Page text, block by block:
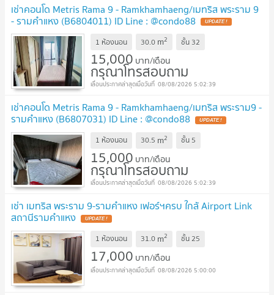
เช่าคอนโด Metris Rama 9 - Ramkhamhaeng/เมทริส พระราม 9
- รามคำแหง (B6804011) ID Line : @condo88 UPDATE !
1 ห้องนอน 30.0 m2 ชั้น 32
15,000 บาท/เดือน
กรุณาโทรสอบถาม
08/08/2026 5:02:39
เช่าคอนโด Metris Rama 9 - Ramkhamhaeng/เมทริส พระราม9 -
รามคำแหง (B6807031) ID Line : @condo88 UPDATE !
1 ห้องนอน 30.5 m2 ชั้น 5
15,000 บาท/เดือน
กรุณาโทรสอบถาม
08/08/2026 5:02:39
เช่า เมทริส พระราม 9-รามคำแหง เฟอร์ฯครบ ใกล้ Airport Link
สถานีรามคำแหง UPDATE !
1 ห้องนอน 31.0 m2 ชั้น25
17,000 บาท/เดือน
08/08/2026 5:00:00